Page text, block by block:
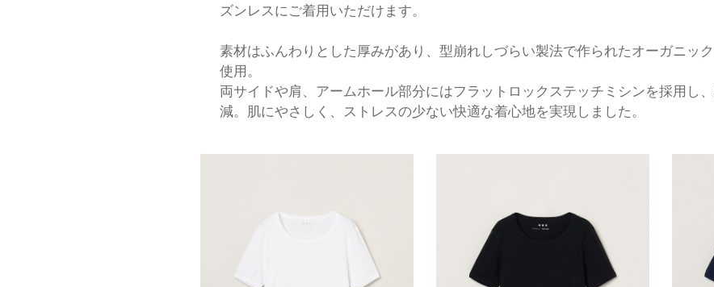
ズンレスにご着用いただけます。
素材はふんわりとした厚みがあり、型崩れしづらい製法で作られたオーガニッ
使用。
両サイドや肩、アームホール部分にはフラットロックステッチミシンを採用し
減。肌にやさしく、ストレスの少ない快適な着心地を実現しました。